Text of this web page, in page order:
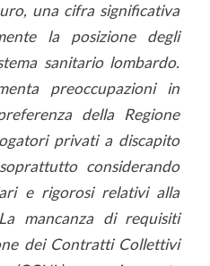
una cifra significativa
la posizione degli
sanitario lombardo.
preoccupazioni in
della Regione
privati a discapito
considerando
e rigorosi relativi alla
mancanza di requisiti
dei Contratti Collettivi